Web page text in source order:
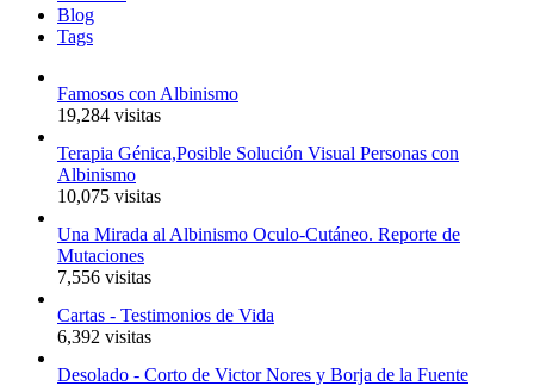
Blog
Tags
Famosos con Albinismo
19,284 visitas
Terapia Génica,Posible Solución Visual Personas con
Albinismo
10,075 visitas
Una Mirada al Albinismo Oculo-Cutáneo. Reporte de
Mutaciones
7,556 visitas
Cartas - Testimonios de Vida
6,392 visitas
Desolado - Corto de Victor Nores y Borja de la Fuente